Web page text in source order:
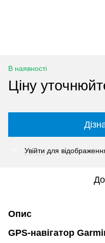
В наявності
Ціну
Увійти для
Опис
GPS-навігатор